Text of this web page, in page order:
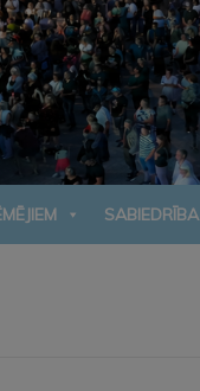
SABIEDRĪBA